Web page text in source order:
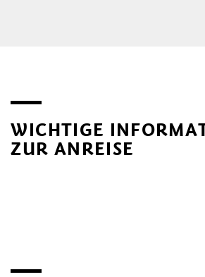
WICHTIGE
ZUR ANREISE